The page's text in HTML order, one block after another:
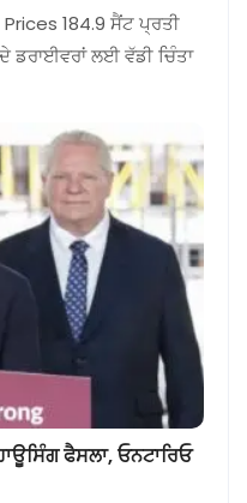
184.9 ਸੈਂਟ ਪ੍ਰਤੀ
ਲਈ ਵੱਡੀ ਚਿੰਤਾ
ਫੈਸਲਾ, ਓਨਟਾਰਿਓ